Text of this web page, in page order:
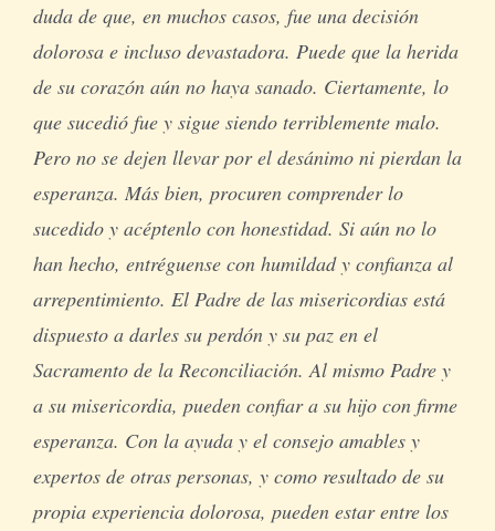
duda de que, en muchos casos, fue una decisión
dolorosa e incluso devastadora. Puede que la herida
de su corazón aún no haya sanado. Ciertamente, lo
que sucedió fue y sigue siendo terriblemente malo.
Pero no se dejen llevar por el desánimo ni pierdan la
esperanza. Más bien, procuren comprender lo
sucedido y acéptenlo con honestidad. Si aún no lo
han hecho, entréguense con humildad y confianza al
arrepentimiento. El Padre de las misericordias está
dispuesto a darles su perdón y su paz en el
Sacramento de la Reconciliación. Al mismo Padre y
a su misericordia, pueden confiar a su hijo con firme
esperanza. Con la ayuda y el consejo amables y
expertos de otras personas, y como resultado de su
propia experiencia dolorosa, pueden estar entre los